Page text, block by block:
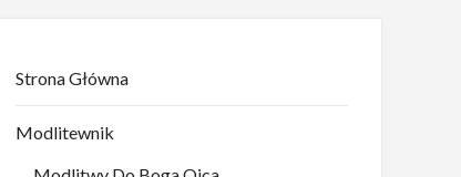
Strona Główna
Modlitewnik